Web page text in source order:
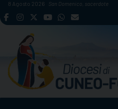
Skip
to
8 Agosto 2026 San Domenico, sacerdote